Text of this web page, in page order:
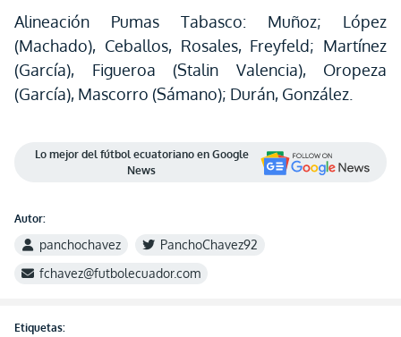
Alineación Pumas Tabasco: Muñoz; López
(Machado), Ceballos, Rosales, Freyfeld; Martínez
(García), Figueroa (Stalin Valencia), Oropeza
(García), Mascorro (Sámano); Durán, González.
Lo mejor del fútbol ecuatoriano en Google
News
Autor:
panchochavez
PanchoChavez92
fchavez@futbolecuador.com
Etiquetas: